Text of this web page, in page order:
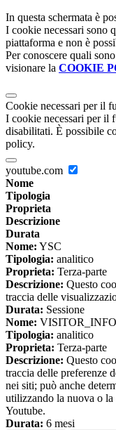
In questa schermata è
I cookie necessari sono
piattaforma e non è
Per conoscere quali
visionare la COOKIE
Cookie necessari per il
I cookie necessari per il
disabilitati. È possibile
policy.
youtube.com
Nome
Tipologia
Proprieta
Descrizione
Durata
Nome: YSC
Tipologia: analitico
Proprieta: Terza-parte
Descrizione: Questo
traccia delle
Durata: Sessione
Nome:
Tipologia: analitico
Proprieta: Terza-parte
Descrizione: Questo
traccia delle preferenze
nei siti; può anche
utilizzando la nuova o
Youtube.
Durata: 6 mesi